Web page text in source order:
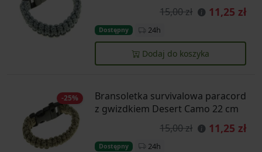
15,00 zł
11,25 zł
Dostępny 24h
Dodaj do koszyka
-25%
Bransoletka survivalowa paracord
z gwizdkiem Desert Camo 22 cm
15,00 zł
11,25 zł
Dostępny 24h